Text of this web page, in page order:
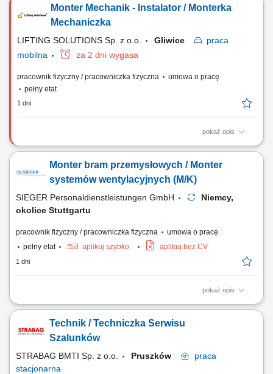
Monter Mechanik - Instalator / Monterka
Mechaniczka
LIFTING SOLUTIONS Sp. z o.o. Gliwice
praca
mobilna
za 2 dni wygasa
pracownik fizyczny / pracowniczka fizyczna
umowa o pracę
pełny etat
1 dni
pokaż opis
Zadania Składanie zespołów maszynowych i stanowisk przemysłowych
zmontowanych modułów w gotowe linie oraz systemy technologiczne;
Weryfikacja poprawności montażu i eliminowanie bieżących
Monter bram przemysłowych / Monter
systemów wentylacyjnych (M/K)
SIEGER Personaldienstleistungen GmbH
Niemcy,
okolice Stuttgartu
pracownik fizyczny / pracowniczka fizyczna
umowa o pracę
pełny etat
aplikuj szybko aplikuj bez CV
1 dni
pokaż opis
Zakres obowiązków montaż bram przemysłowych, montaż systemów
praca zgodnie z dokumentacją techniczną, dbanie o jakość wykonania i
porządek na miejscu pracy.
Technik / Techniczka Serwisu
Szalunków
STRABAG BMTI Sp. z o.o. Pruszków
praca
stacjonarna